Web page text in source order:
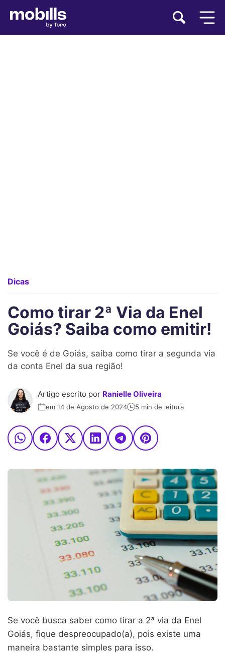
Dicas
Como tirar 2ª Via da Enel
Goiás? Saiba como emitir!
Se você é de Goiás, saiba como tirar a segunda via
da conta Enel da sua região!
Artigo escrito por Ranielle Oliveira
em 14 de Agosto de 2024 5 min de leitura
Se você busca saber como tirar a 2ª via da Enel
Goiás, fique despreocupado(a), pois existe uma
maneira bastante simples para isso.